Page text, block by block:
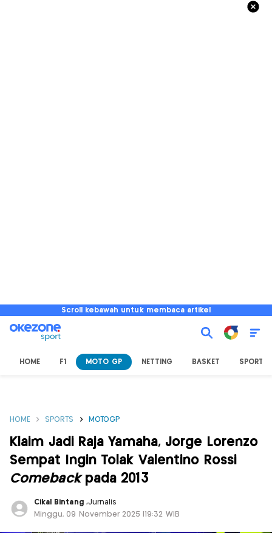
Scroll kebawah untuk membaca artikel
HOME F1 MOTO GP NETTING BASKET SPORT
HOME SPORTS MOTOGP
Klaim Jadi Raja Yamaha, Jorge Lorenzo
Sempat Ingin Tolak Valentino Rossi
Comebackpada 2013
Cikal Bintang ,Jurnalis
Minggu, 09 November 2025 |19:32 WIB